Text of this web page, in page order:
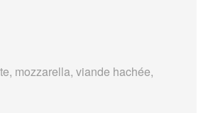
mozzarella, viande hachée,